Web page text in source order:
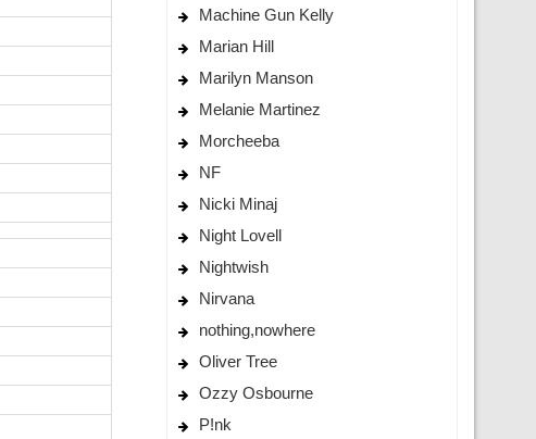
Machine Gun Kelly
Marian Hill
Marilyn Manson
Melanie Martinez
Morcheeba
NF
Nicki Minaj
Night Lovell
Nightwish
Nirvana
nothing,nowhere
Oliver Tree
Ozzy Osbourne
P!nk